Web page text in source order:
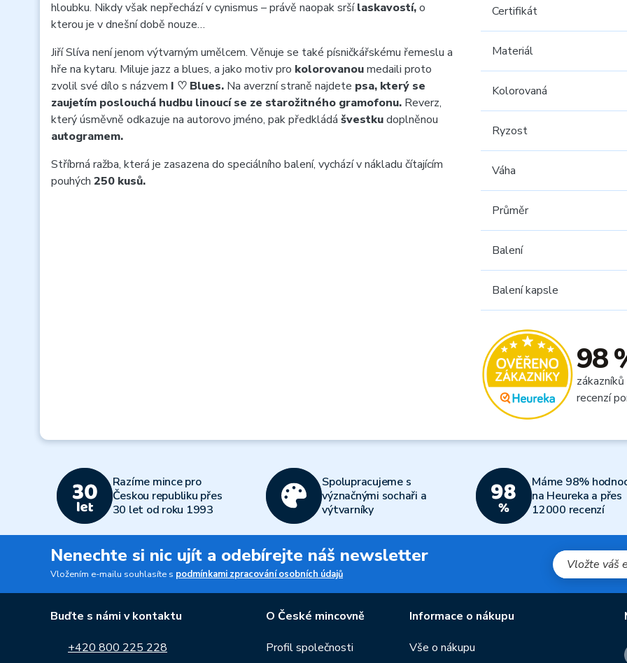
hloubku. Nikdy však nepřechází v cynismus – právě naopak sršílaskavostí,o
kterou je v dnešní době nouze…
Jiří Slíva není jenom výtvarným umělcem. Věnuje se také písničkářskému řemeslu a
hře na kytaru. Miluje jazz a blues, a jako motiv pro kolorovanoumedaili proto
zvolil své dílo s názvem I ♡ Blues. Na averzní straně najdete psa, který se
zaujetím poslouchá hudbu linoucí se ze starožitného gramofonu. Reverz,
který úsměvně odkazuje na autorovo jméno, pak předkládá švestkudoplněnou
autogramem.
Stříbrná ražba, která je zasazena do speciálního balení, vychází v nákladu čítajícím
pouhých 250 kusů.
Certifikát
Materiál
Kolorovaná
Ryzost
Váha
Průměr
Balení
Balení kapsle
98
recenzí
Razíme mince pro
Českou republiku přes
30 let od roku 1993
Spolupracujeme s
význačnými sochaři a
výtvarníky
Máme 98%
na Heureka a přes
12000 recenzí
Nenechte si nic ujít a odebírejte náš newsletter
Vložením e-mailu souhlasíte s podmínkami zpracování osobních údajů
Buďte s námi v kontaktu
+420 800 225 228
O České mincovně
Profil společnosti
Informace o nákupu
Vše o nákupu